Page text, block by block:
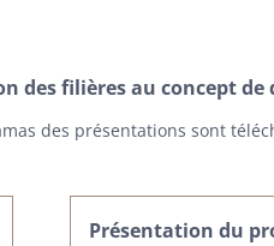
des filières au concept
des présentations sont
Présentation du